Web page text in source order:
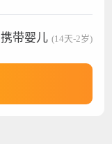
携带婴儿 (14天-2岁)